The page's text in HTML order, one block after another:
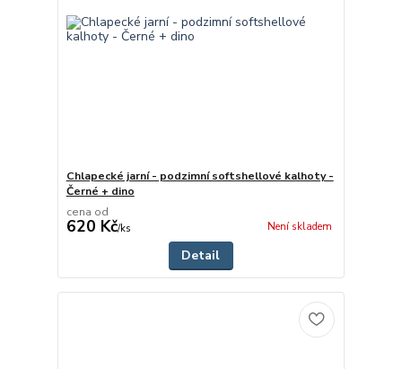
Chlapecké jarní - podzimní softshellové kalhoty -
Černé + dino
cena od
620 Kč/ks Není skladem
Detail